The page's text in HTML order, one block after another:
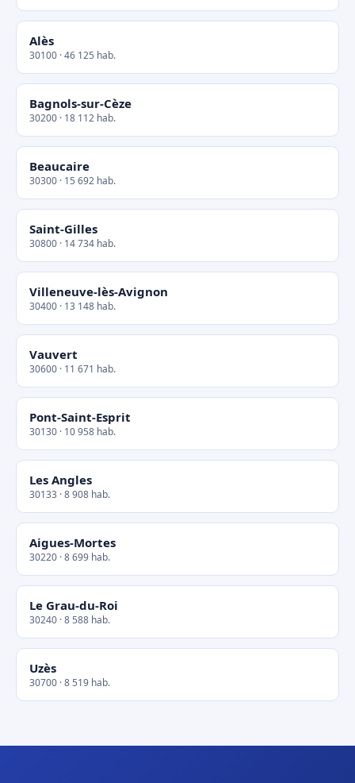
Alès
30100 · 46 125 hab.
Bagnols-sur-Cèze
30200 · 18 112 hab.
Beaucaire
30300 · 15 692 hab.
Saint-Gilles
30800 · 14 734 hab.
Villeneuve-lès-Avignon
30400 · 13 148 hab.
Vauvert
30600 · 11 671 hab.
Pont-Saint-Esprit
30130 · 10 958 hab.
Les Angles
30133 · 8 908 hab.
Aigues-Mortes
30220 · 8 699 hab.
Le Grau-du-Roi
30240 · 8 588 hab.
Uzès
30700 · 8 519 hab.